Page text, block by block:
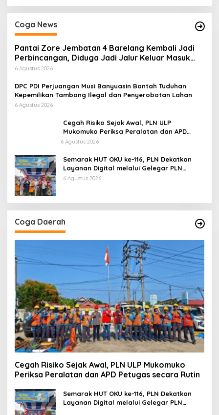
Coga News
Pantai Zore Jembatan 4 Barelang Kembali Jadi
Perbincangan, Diduga Jadi Jalur Keluar Masuk
Barang Tanpa Dokumen Kepabeanan, Nama
Mengungkap Dugaan Aktivitas di Kawasan Pesisir
6 Agustus 2026
DPC PDI Perjuangan Musi Banyuasin Bantah Tuduhan
Kepemilikan Tambang Ilegal dan Penyerobotan Lahan
6 Agustus 2026
Cegah Risiko Sejak Awal, PLN ULP
Mukomuko Periksa Peralatan dan APD
Petugas secara Rutin
6 Agustus 2026
Semarak HUT OKU ke-116, PLN Dekatkan
Layanan Digital melalui Gelegar PLN
Mobile 2026
6 Agustus 2026
Coga Daerah
Cegah Risiko Sejak Awal, PLN ULP Mukomuko
Periksa Peralatan dan APD Petugas secara Rutin
Semarak HUT OKU ke-116, PLN Dekatkan
Layanan Digital melalui Gelegar PLN